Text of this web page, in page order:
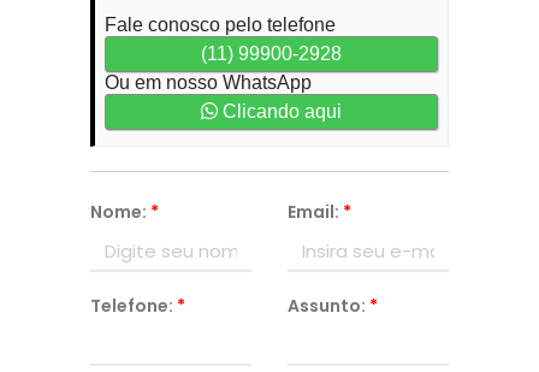
Fale conosco pelo telefone
(11) 99900-2928
Ou em nosso WhatsApp
Clicando aqui
Nome: * Email: *
Telefone: * Assunto: *